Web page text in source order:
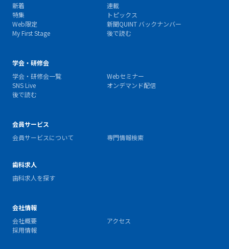
新着
連載
特集
トピックス
Web限定
新聞QUINT バックナンバー
My First Stage
後で読む
学会・研修会
学会・研修会一覧
Webセミナー
SNS Live
オンデマンド配信
後で読む
会員サービス
会員サービスについて
専門情報検索
歯科求人
歯科求人を探す
会社情報
会社概要
アクセス
採用情報